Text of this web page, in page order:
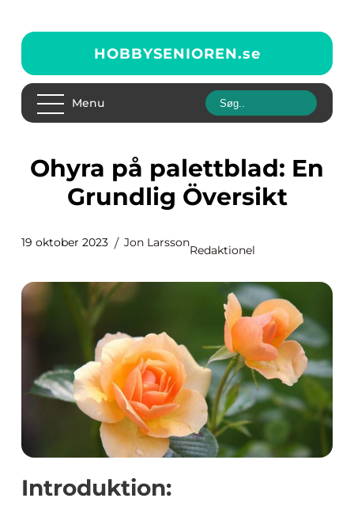
HOBBYSENIOREN.se
Menu
Ohyra på palettblad: En
Grundlig Översikt
19 oktober 2023 Jon Larsson
Redaktionel
Introduktion: